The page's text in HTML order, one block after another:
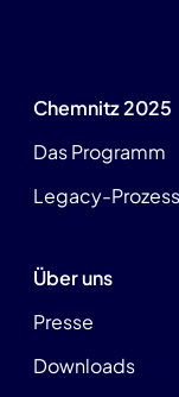
Chemnitz 2025
Das Programm
Legacy-Prozess
Über uns
Presse
Downloads